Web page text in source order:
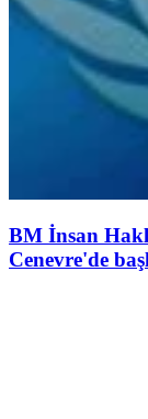
BM İnsan
Cenevre'de